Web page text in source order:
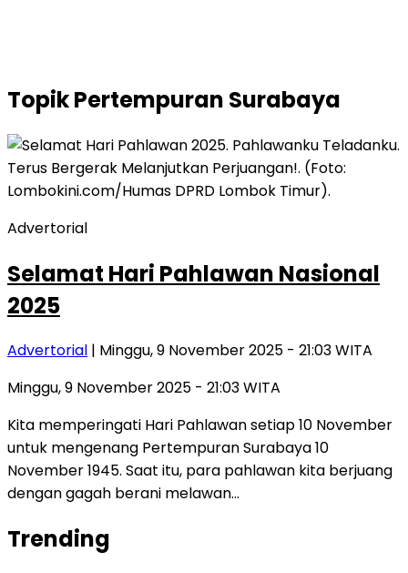
TopikPertempuran Surabaya
Advertorial
Selamat Hari Pahlawan Nasional
2025
Advertorial | Minggu, 9 November 2025 - 21:03 WITA
Minggu, 9 November 2025 - 21:03 WITA
Kita memperingati Hari Pahlawan setiap 10 November
untuk mengenang Pertempuran Surabaya 10
November 1945. Saat itu, para pahlawan kita berjuang
dengan gagah berani melawan…
Trending